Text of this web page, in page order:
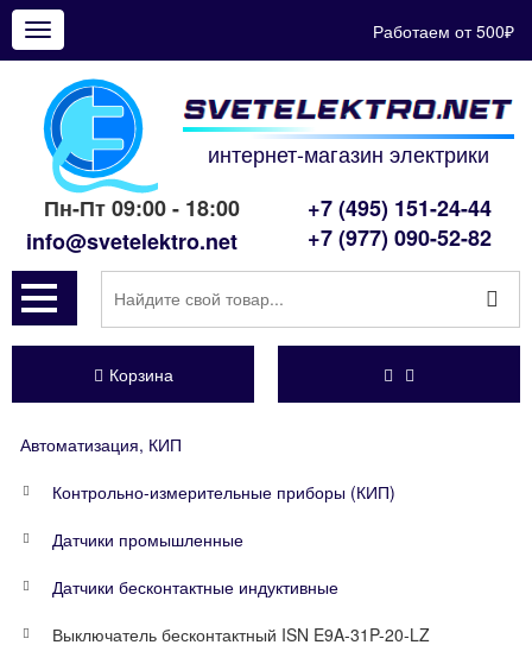
Показать
меню
Работаем от 500₽
интернет-магазин электрики
Пн-Пт 09:00 - 18:00
info@svetelektro.net
+7 (495) 151-24-44
+7 (977) 090-52-82
Корзина
Автоматизация, КИП
Контрольно-измерительные приборы (КИП)
Датчики промышленные
Датчики бесконтактные индуктивные
Выключатель бесконтактный ISN E9A-31P-20-LZ